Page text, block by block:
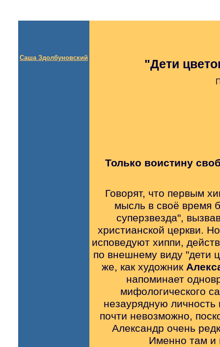
Саша Здолбуновский "Дети
Только воистину
Говорят, что первым
мысль в своё время
суперзвезда",
христианской церкви.
исповедуют хиппи,
по внешнему виду "дети
же, как художник
напоминает
мифологического
незаурядную
почти невозможно,
Александр очень
Именно там и